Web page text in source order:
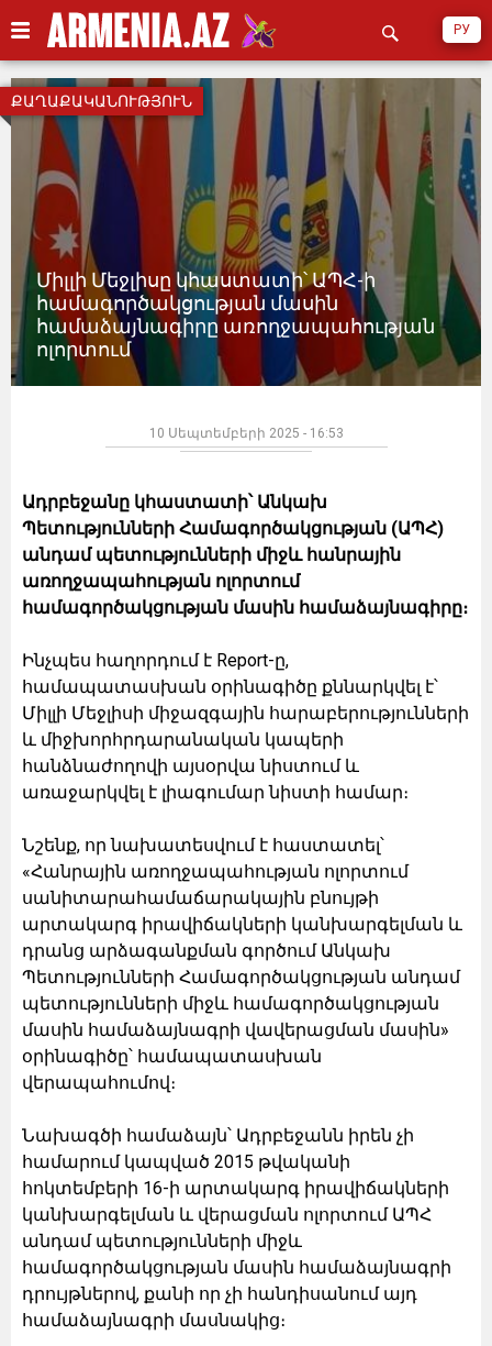
РУ
Միլլի Մեջլիսը կհաստատի՝ ԱՊՀ-ի
համագործակցության մասին
համաձայնագիրը առողջապահության
ոլորտում
ՔԱՂԱՔԱԿԱՆՈՒԹՅՈՒՆ
10 Սեպտեմբերի 2025 - 16:53
Ադրբեջանը կհաստատի՝ Անկախ
Պետությունների Համագործակցության (ԱՊՀ)
անդամ պետությունների միջև հանրային
առողջապահության ոլորտում
համագործակցության մասին համաձայնագիրը։
Ինչպես հաղորդում է Report-ը,
համապատասխան օրինագիծը քննարկվել է՝
Միլլի Մեջլիսի միջազգային հարաբերությունների
և միջխորհրդարանական կապերի
հանձնաժողովի այսօրվա նիստում և
առաջարկվել է լիագումար նիստի համար։
Նշենք, որ նախատեսվում է հաստատել՝
«Հանրային առողջապահության ոլորտում
սանիտարահամաճարակային բնույթի
արտակարգ իրավիճակների կանխարգելման և
դրանց արձագանքման գործում Անկախ
Պետությունների Համագործակցության անդամ
պետությունների միջև համագործակցության
մասին համաձայնագրի վավերացման մասին»
օրինագիծը՝ համապատասխան
վերապահումով։
Նախագծի համաձայն՝ Ադրբեջանն իրեն չի
համարում կապված 2015 թվականի
հոկտեմբերի 16-ի արտակարգ իրավիճակների
կանխարգելման և վերացման ոլորտում ԱՊՀ
անդամ պետությունների միջև
համագործակցության մասին համաձայնագրի
դրույթներով, քանի որ չի հանդիսանում այդ
համաձայնագրի մասնակից։